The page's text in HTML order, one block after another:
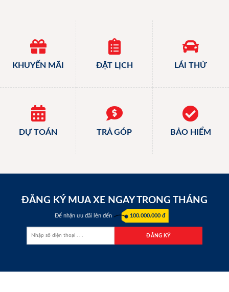
KHUYẾN MÃI ĐẶT LỊCH LÁI THỬ
DỰ TOÁN TRẢ GÓP BẢO HIỂM
ĐĂNG KÝ MUA XE NGAY TRONG THÁNG
Để nhận ưu đãi lên đến 100.000.000 đ